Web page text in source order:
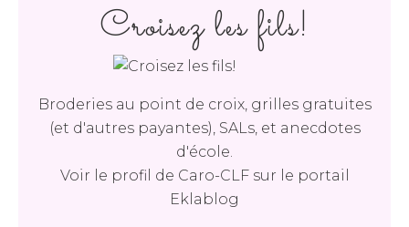
Croisez les fils!
Broderies au point de croix, grilles gratuites
(et d'autres payantes), SALs, et anecdotes
d'école.
Voir le profil de Caro-CLFsur le portail
Eklablog